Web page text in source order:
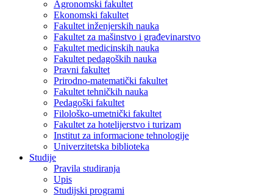
Agronomski fakultet
Ekonomski fakultet
Fakultet inženjerskih nauka
Fakultet za mašinstvo i građevinarstvo
Fakultet medicinskih nauka
Fakultet pedagoških nauka
Pravni fakultet
Prirodno-matematički fakultet
Fakultet tehničkih nauka
Pedagoški fakultet
Filološko-umetnički fakultet
Fakultet za hotelijerstvo i turizam
Institut za informacione tehnologije
Univerzitetska biblioteka
Studije
Pravila studiranja
Upis
Studijski programi